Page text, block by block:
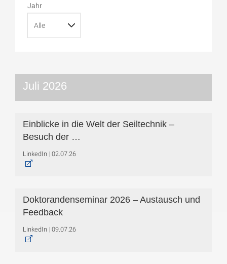
Jahr
Juli 2026
Einblicke in die Welt der Seiltechnik –
Besuch der …
LinkedIn 02.07.26
Doktorandenseminar 2026 – Austausch und
Feedback
LinkedIn 09.07.26